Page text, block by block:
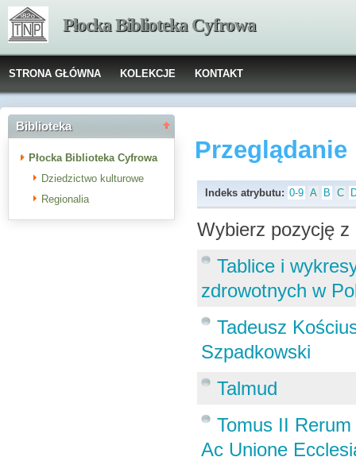
Płocka Biblioteka Cyfrowa
STRONA GŁÓWNA KOLEKCJE KONTAKT
Biblioteka
Płocka Biblioteka Cyfrowa
Dziedzictwo kulturowe
Regionalia
Indeks atrybutu: 0-9 A B C
Wybierz pozycję
Tablice i
zdrowotnych w
Tadeusz
Szpadkowski
Talmud
Tomus II
Ac Unione